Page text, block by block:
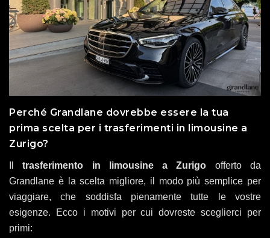
Perché Grandlane dovrebbe essere la tua
prima scelta per i trasferimenti in limousine a
Zurigo?
Iltrasferimento in limousine a Zurigo offerto da
Grandlane è la scelta migliore, il modo più semplice per
viaggiare, che soddisfa pienamente tutte le vostre
esigenze. Ecco i motivi per cui dovreste sceglierci per
primi: